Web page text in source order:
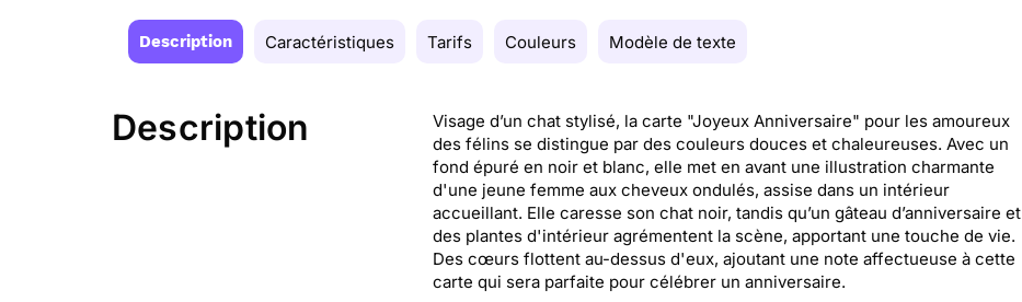
Description Caractéristiques Tarifs Couleurs Modèle de texte
Description
Visage d’un chat stylisé, la carte "Joyeux Anniversaire" pour les amoureux
des félins se distingue par des couleurs douces et chaleureuses. Avec un
fond épuré en noir et blanc, elle met en avant une illustration charmante
d'une jeune femme aux cheveux ondulés, assise dans un intérieur
accueillant. Elle caresse son chat noir, tandis qu’un gâteau d’anniversaire et
des plantes d'intérieur agrémentent la scène, apportant une touche de vie.
Des cœurs flottent au-dessus d'eux, ajoutant une note affectueuse à cette
carte qui sera parfaite pour célébrer un anniversaire.